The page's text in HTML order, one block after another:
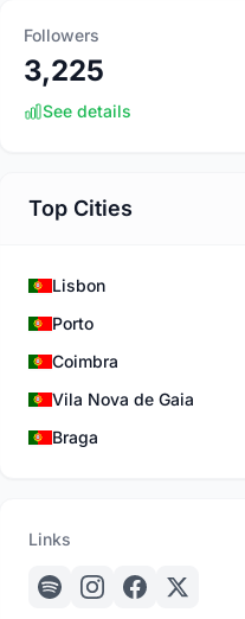
Followers
3,225
See details
Top Cities
Lisbon
Porto
Coimbra
Vila Nova de Gaia
Braga
Links